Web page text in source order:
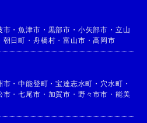
市 ・魚津市 ・ 黒部市 ・ 小矢部市 ・ 立山
朝日町 ・ 舟橋村 ・富山市 ・高岡市
市 ・中能登町 ・宝達志水町 ・ 穴水町 ・
市 ・七尾市 ・ 加賀市 ・ 野々市市 ・ 能美